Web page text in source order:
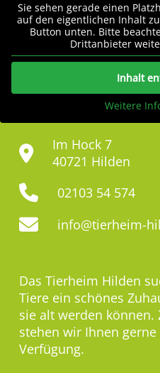
Sie sehen gerade einen
auf den eigentlichen Inhalt
Button unten. Bitte
Drittanbieter
Inhalt
Weitere
Im Hock 7
40721 Hilden
02103 54 574
info@tierheim-
Das Tierheim Hilden
Tiere ein schönes
sie alt werden können.
stehen wir Ihnen gerne
Verfügung.